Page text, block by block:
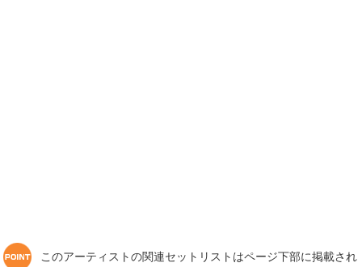
このアーティストの関連セットリストはページ下部に掲載され